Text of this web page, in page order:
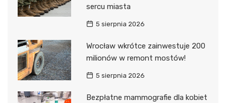
sercu miasta
5 sierpnia 2026
Wrocław wkrótce zainwestuje 200
milionów w remont mostów!
5 sierpnia 2026
Bezpłatne mammografie dla kobiet